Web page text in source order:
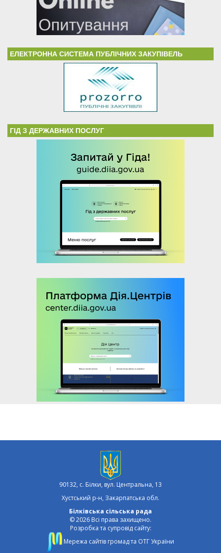
ЕЛЕКТРОННА СИСТЕМА ПУБЛІЧНИХ ЗАКУПІВЕЛЬ
ГІД З ДЕРЖАВНИХ ПОСЛУГ
90132, с. Білки, вул. Центральна, 13
Хустський р-н, Закарпатська обл.
Білківська сільська рада
© 2026 Всі права захищено.
Розробка та супровід сайту:
Мережа сайтів громад та ОТГ України